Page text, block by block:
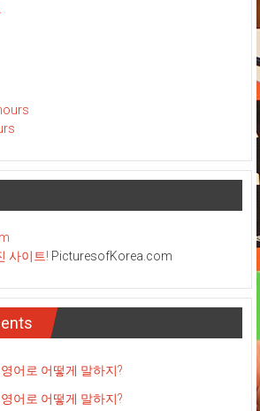
사이트! PicturesofKorea.com
어로 어떻게 말하지?
어로 어떻게 말하지?